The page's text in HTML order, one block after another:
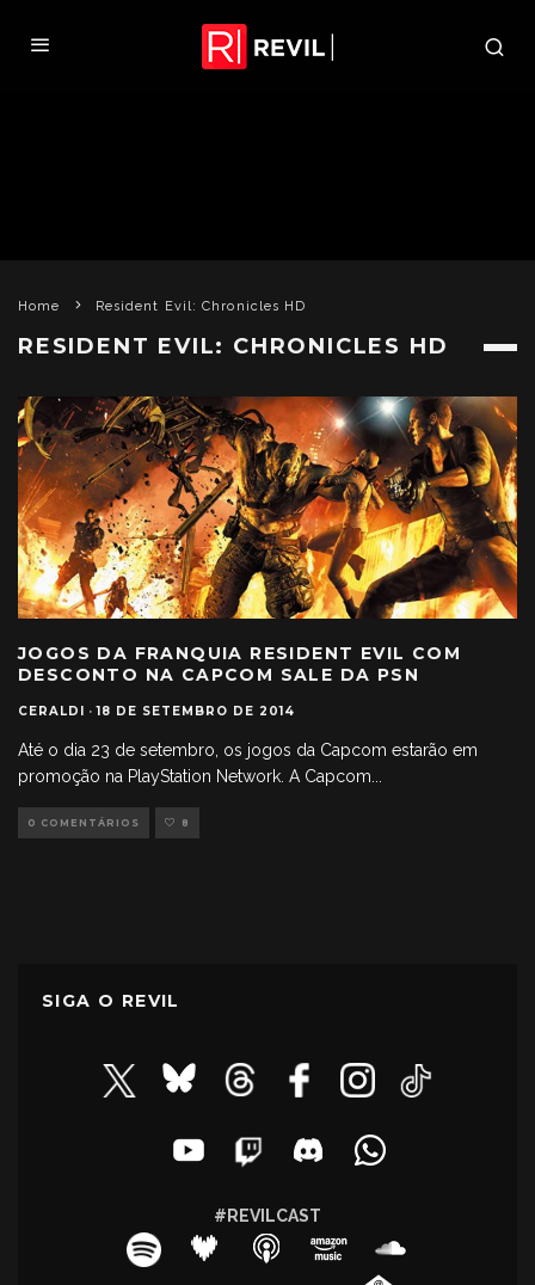
Home Resident Evil: Chronicles HD
RESIDENT EVIL: CHRONICLES HD
JOGOS DA FRANQUIA RESIDENT EVIL COM
DESCONTO NA CAPCOM SALE DA PSN
CERALDI · 18 DE SETEMBRO DE 2014
Até o dia 23 de setembro, os jogos da Capcom estarão em
promoção na PlayStation Network. A Capcom
0 COMENTÁRIOS 8
SIGA O REVIL
#REVILCAST